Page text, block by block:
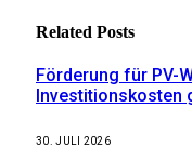
Related Posts
Förderung für PV-
Investitionskosten
30. JULI 2026